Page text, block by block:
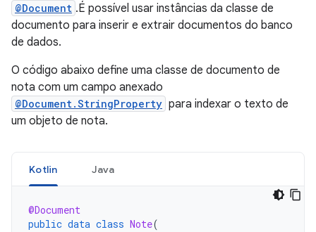
@Document .É possível usar instâncias da classe de
documento para inserir e extrair documentos do banco
de dados.
O código abaixo define uma classe de documento de
nota com um campo anexado
@Document.StringProperty para indexar o texto de
um objeto de nota.
Kotlin Java
@Document
public data class Note(